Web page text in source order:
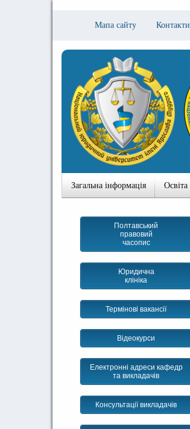
Мапа сайту Контакти
Загальна інформація Освіта
Полтавський
правовий
часопис
Юридична
клініка
Термінові вакансії
Відеокурси
Електронні адреси кафедр
та викладачів
Консультації викладачів